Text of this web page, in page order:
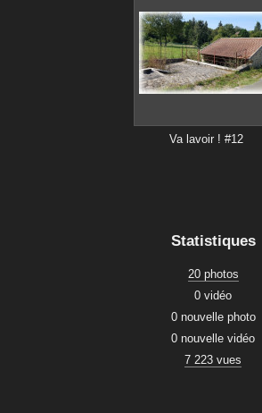
Va lavoir ! #12
Statistiques
20 photos
0 vidéo
0 nouvelle photo
0 nouvelle vidéo
7 223 vues